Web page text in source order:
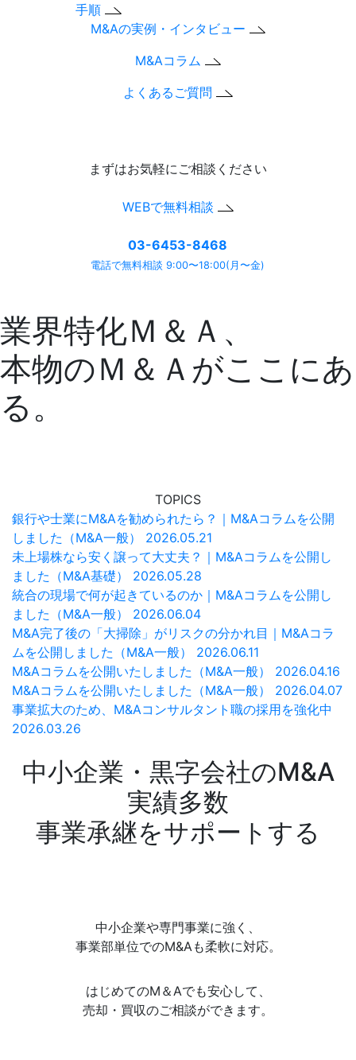
手順
M&Aの実例・インタビュー
M&Aコラム
よくあるご質問
まずはお気軽にご相談ください
WEBで無料相談
03-6453-8468
電話で無料相談 9:00〜18:00(月〜金)
業界特化Ｍ＆Ａ、
本物のＭ＆Ａがここにあ
る。
TOPICS
銀行や士業にM&Aを勧められたら？｜M&Aコラムを公開
しました（M&A一般）
2026.05.21
未上場株なら安く譲って大丈夫？｜M&Aコラムを公開し
ました（M&A基礎）
2026.05.28
統合の現場で何が起きているのか｜M&Aコラムを公開し
ました（M&A一般）
2026.06.04
M&A完了後の「大掃除」がリスクの分かれ目｜M&Aコラ
ムを公開しました（M&A一般）
2026.06.11
M&Aコラムを公開いたしました（M&A一般）
2026.04.16
M&Aコラムを公開いたしました（M&A一般）
2026.04.07
事業拡大のため、M&Aコンサルタント職の採用を強化中
2026.03.26
中小企業・黒字会社のM&A
実績多数
事業承継をサポートする
中小企業や専門事業に強く、
事業部単位でのM&Aも柔軟に対応。
はじめてのM＆Aでも安心して、
売却・買収のご相談ができます。